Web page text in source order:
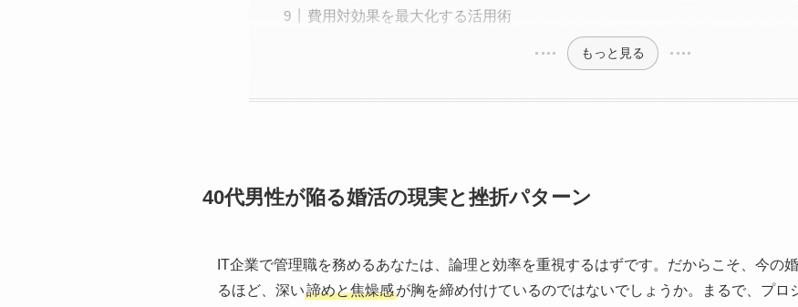
費用対効果を最大化する活用術
もっと見る
40代男性が陥る婚活の現実と挫折パターン
IT企業で管理職を務めるあなたは、論理と効率を重視するはずです。だからこそ、今の
るほど、深い諦めと焦燥感が胸を締め付けているのではないでしょうか。まるで、プロ